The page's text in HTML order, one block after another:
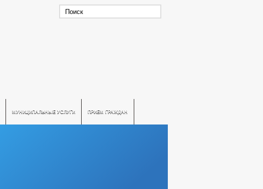
МУНИЦИПАЛЬНЫЕ УСЛУГИ ПРИЕМ ГРАЖДАН